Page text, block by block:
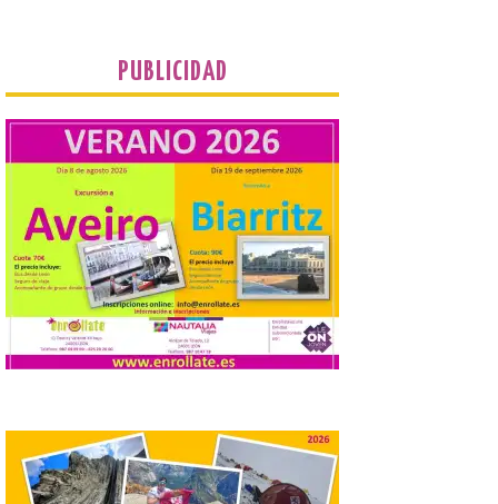
Turismo de Extremadura
impulsa nuevas
iniciativas relacionadas
con el trío de eclipses para
afianzar a Extremadura
como referente en
astroturismo
8 Ago 2026
Extremadura cuenta con
uno de los cielos
estrellados con menor
contaminación lumínica
de Europa, un recurso
ha puesto en marcha diversas iniciativas
relacionadas […]
PUBLICIDAD